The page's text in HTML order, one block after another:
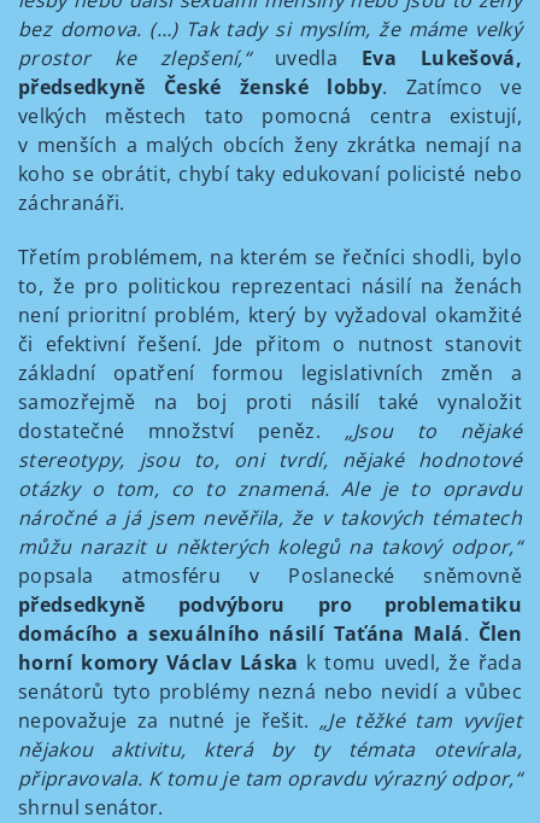
bez domova. (…) Tak tady si myslím, že máme velký
prostor ke zlepšení,“uvedla Eva Lukešová,
předsedkyně České ženské lobby. Zatímco ve
velkých městech tato pomocná centra existují,
v menších a malých obcích ženy zkrátka nemají na
koho se obrátit, chybí taky edukovaní policisté nebo
záchranáři.
Třetím problémem, na kterém se řečníci shodli, bylo
to, že pro politickou reprezentaci násilí na ženách
není prioritní problém, který by vyžadoval okamžité
či efektivní řešení. Jde přitom o nutnost stanovit
základní opatření formou legislativních změn a
samozřejmě na boj proti násilí také vynaložit
dostatečné množství peněz. „Jsou to nějaké
stereotypy, jsou to, oni tvrdí, nějaké hodnotové
otázky o tom, co to znamená. Ale je to opravdu
náročné a já jsem nevěřila, že v takových tématech
můžu narazit u některých kolegů na takový odpor,“
popsala atmosféru v Poslanecké sněmovně
předsedkyně podvýboru pro problematiku
domácího a sexuálního násilí Taťána Malá. Člen
horní komory Václav Láska k tomu uvedl, že řada
senátorů tyto problémy nezná nebo nevidí a vůbec
nepovažuje za nutné je řešit. „Je těžké tam vyvíjet
nějakou aktivitu, která by ty témata otevírala,
připravovala. K tomu je tam opravdu výrazný odpor,“
shrnul senátor.